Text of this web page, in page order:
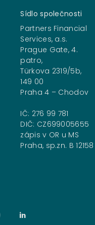
Sídlo společnosti
Partners Financial
Services, a.s.
Prague Gate, 4.
patro,
Türkova 2319/5b,
149 00
Praha 4 – Chodov
IČ: 276 99 781
DIČ: CZ699005655
zápis v OR u MS
Praha, sp.zn. B 12158